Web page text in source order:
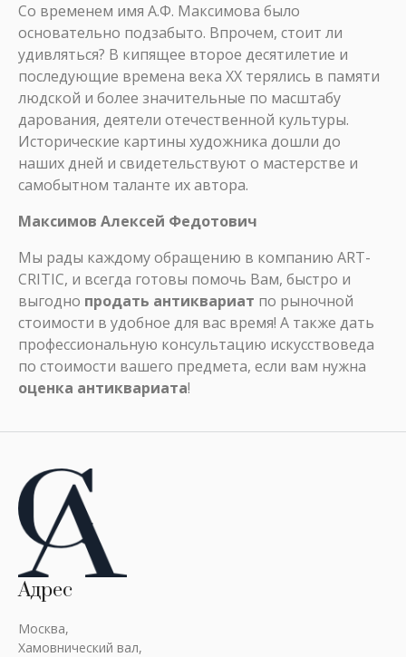
Со временем имя А.Ф. Максимова было
основательно подзабыто. Впрочем, стоит ли
удивляться? В кипящее второе десятилетие и
последующие времена века XX терялись в памяти
людской и более значительные по масштабу
дарования, деятели отечественной культуры.
Исторические картины художника дошли до
наших дней и свидетельствуют о мастерстве и
самобытном таланте их автора.
Максимов Алексей Федотович
Мы рады каждому обращению в компанию ART-
CRITIC, и всегда готовы помочь Вам, быстро и
выгодно продать антиквариат по рыночной
стоимости в удобное для вас время! А также дать
профессиональную консультацию искусствоведа
по стоимости вашего предмета, если вам нужна
оценка антиквариата!
Адрес
Москва,
Хамовнический вал,